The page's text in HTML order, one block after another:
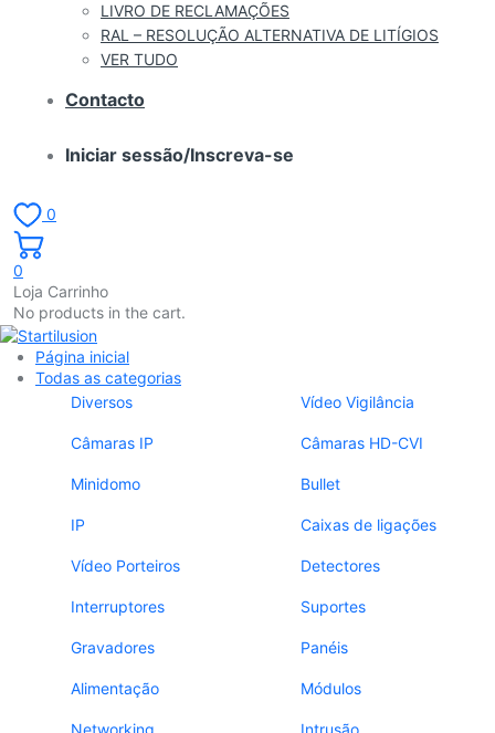
LIVRO DE RECLAMAÇÕES
RAL – RESOLUÇÃO ALTERNATIVA DE LITÍGIOS
VER TUDO
Contacto
Iniciar sessão/Inscreva-se
0
0
Loja Carrinho
No products in the cart.
Página inicial
Todas as categorias
Diversos
Vídeo Vigilância
Câmaras IP Câmaras HD-CVI
Minidomo Bullet
IP Caixas de ligações
Vídeo Porteiros Detectores
Interruptores Suportes
Gravadores Panéis
Alimentação Módulos
Networking Intrusão